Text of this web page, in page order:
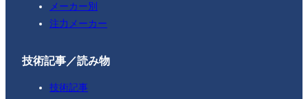
メーカー別
注力メーカー
技術記事／読み物
技術記事